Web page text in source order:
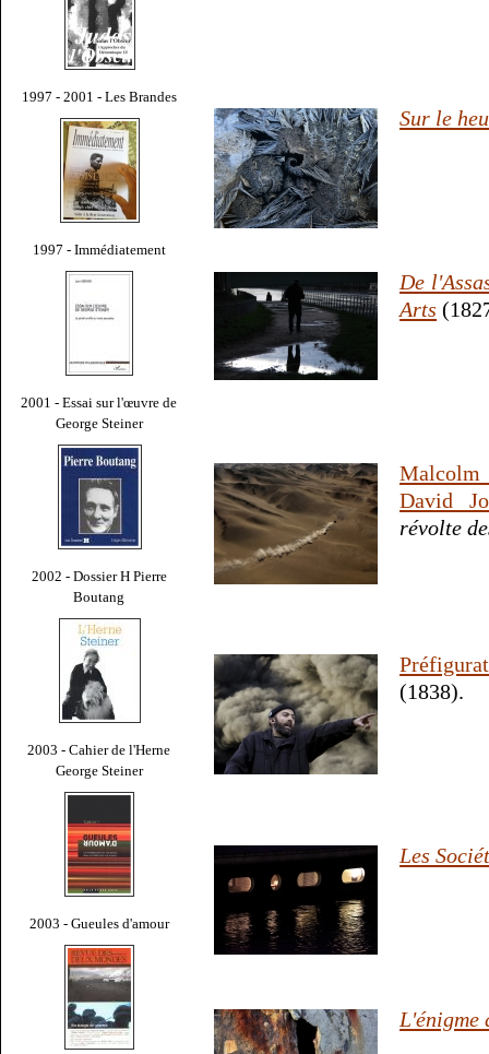
1997 - 2001 - Les Brandes
1997 - Immédiatement
2001 - Essai sur l'œuvre de
George Steiner
2002 - Dossier H Pierre
Boutang
2003 - Cahier de l'Herne
George Steiner
2003 - Gueules d'amour
Sur le
De
Arts
David
révolte
(1838).
Les
L'énigme